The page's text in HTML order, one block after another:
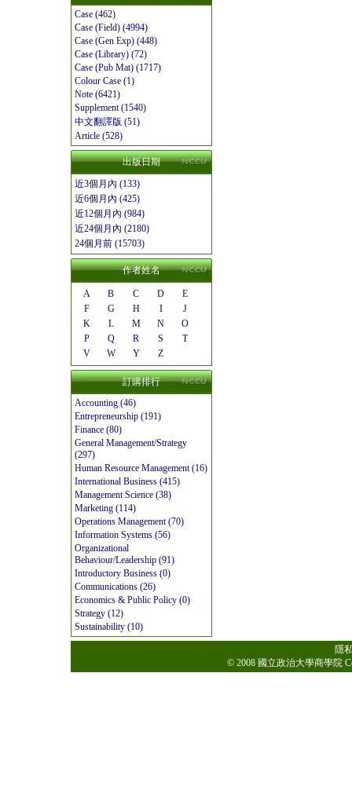
Case (462)
Case (Field) (4994)
Case (Gen Exp) (448)
Case (Library) (72)
Case (Pub Mat) (1717)
Colour Case (1)
Note (6421)
Supplement (1540)
中文翻譯版 (51)
Article (528)
出版日期
近3個月內 (133)
近6個月內 (425)
近12個月內 (984)
近24個月內 (2180)
24個月前 (15703)
作者姓名
A B C D
E
F
G H I
J
K
L M N
O
P
Q R S
T
V
W Y Z
訂購排行
Accounting (46)
Entrepreneurship (191)
Finance (80)
General Management/Strategy
(297)
Human Resource Management (16)
International Business (415)
Management Science (38)
Marketing (114)
Operations Management (70)
Information Systems (56)
Organizational
Behaviour/Leadership (91)
Introductory Business (0)
Communications (26)
Economics & Public Policy (0)
Strategy (12)
Sustainability (10)
隱
© 2008 國立政治大學商學院